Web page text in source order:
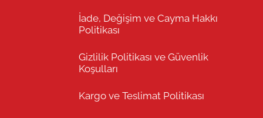
İade, Değişim ve Cayma Hakkı
Politikası
Gizlilik Politikası ve Güvenlik
Koşulları
Kargo ve Teslimat Politikası